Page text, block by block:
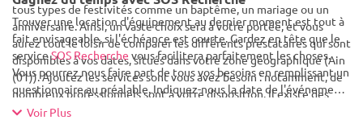
tous types de festivités comme un baptême, un mariage ou un
anniversaire. Ainsi, un vaste choix sera à votre portée, et vous
aurez tout le loisir de comparer les différents prestataires qui sont
disponibles à vos dates, situés dans votre zone géographique (Ain
(01)). Ajoutez les services sont vous avez besoin : notamment, de
nombreux professionnels sont à votre disposition. Il existe des
lieux simples ou originaux ainsi que des professionnels de
Trouver une location d'équipement au dernier moment est tout à
fait envisageable, si l'échéance est courte. Gardez en tête que le
serviceSOS Recherche vous facilitera parfaitement les choses.
Vous pourrez nous faire part de tous vos besoins en remplissant un
questionnaire au préalable. Indiquez-nous la date de l'événement,
vos préférences globales ou le type d'événement... En fonction de
Voir Plus